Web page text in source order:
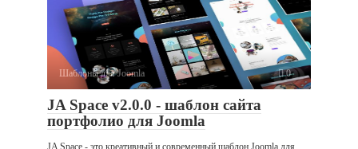
Шаблоны для Joomla 0
JA Space v2.0.0 - шаблон сайта
портфолио для Joomla